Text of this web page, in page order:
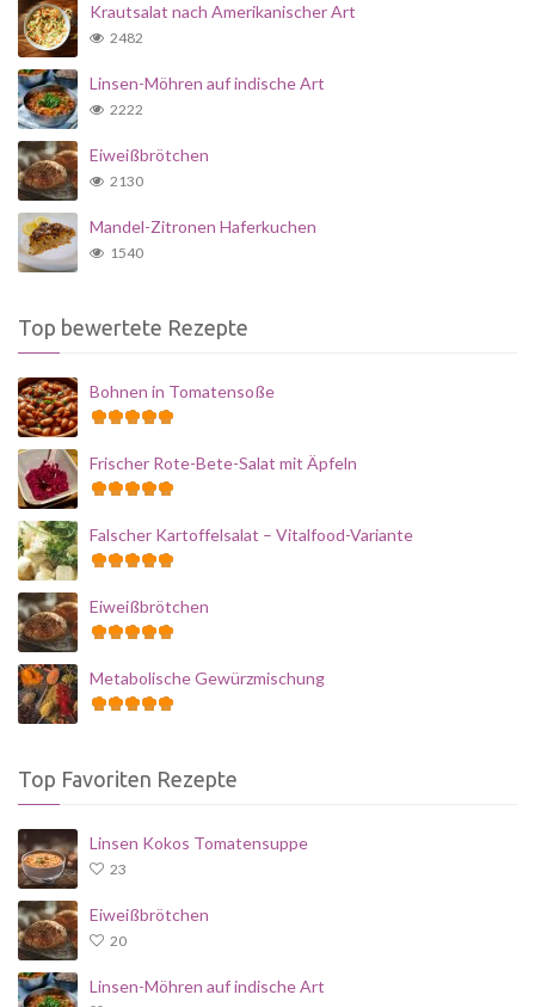
Krautsalat nach Amerikanischer Art
2482
Linsen-Möhren auf indische Art
2222
Eiweißbrötchen
2130
Mandel-Zitronen Haferkuchen
1540
Top bewertete Rezepte
Bohnen in Tomatensoße
Frischer Rote-Bete-Salat mit Äpfeln
Falscher Kartoffelsalat – Vitalfood-Variante
Eiweißbrötchen
Metabolische Gewürzmischung
Top Favoriten Rezepte
Linsen Kokos Tomatensuppe
23
Eiweißbrötchen
20
Linsen-Möhren auf indische Art